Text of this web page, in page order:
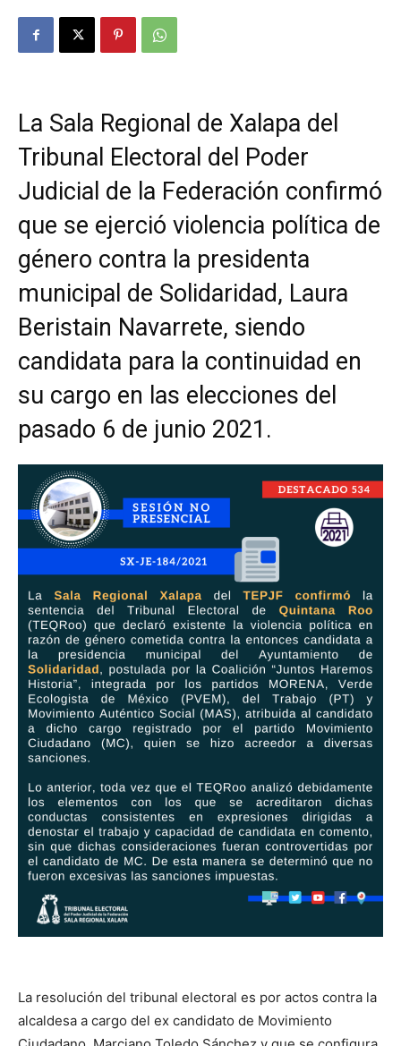
La Sala Regional de Xalapa del
Tribunal Electoral del Poder
Judicial de la Federación confirmó
que se ejerció violencia política de
género contra la presidenta
municipal de Solidaridad, Laura
Beristain Navarrete, siendo
candidata para la continuidad en
su cargo en las elecciones del
pasado 6 de junio 2021.
La resolución del tribunal electoral es por actos contra la
alcaldesa a cargo del ex candidato de Movimiento